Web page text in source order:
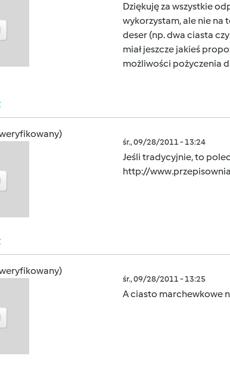
Dziękuję za wszystkie
wykorzystam, ale nie na
deser (np. dwa ciasta
miał jeszcze jakieś
możliwości pożyczenia
śr., 09/28/2011 - 13:24
Jeśli tradycyjnie, to
http://
śr., 09/28/2011 - 13:25
A ciasto marchewkowe